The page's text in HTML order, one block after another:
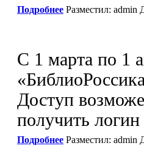
Подробнее Разместил: admin
С 1 марта по 1
Доступ
получить
Подробнее Разместил: admin